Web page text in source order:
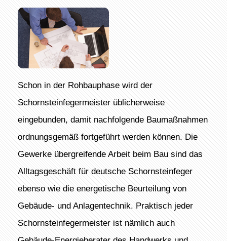
Schon in der Rohbauphase wird der
Schornsteinfegermeister üblicherweise
eingebunden, damit nachfolgende Baumaßnahmen
ordnungsgemäß fortgeführt werden können. Die
Gewerke übergreifende Arbeit beim Bau sind das
Alltagsgeschäft für deutsche Schornsteinfeger
ebenso wie die energetische Beurteilung von
Gebäude- und Anlagentechnik. Praktisch jeder
Schornsteinfegermeister ist nämlich auch